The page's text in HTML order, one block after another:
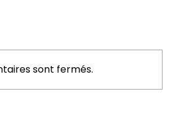
sont fermés.